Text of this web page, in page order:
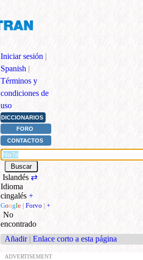
Iniciar sesión |
Spanish |
Términos y
condiciones de
uso
DICCIONARIOS
FORO
CONTACTOS
Islandés ⇄
Idioma
cingalés +
Google | Forvo | +
No
encontrado
Añadir | Enlace corto a esta página
ADVERTISEMENT